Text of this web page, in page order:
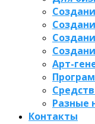
Арт-
Разные
Контакты